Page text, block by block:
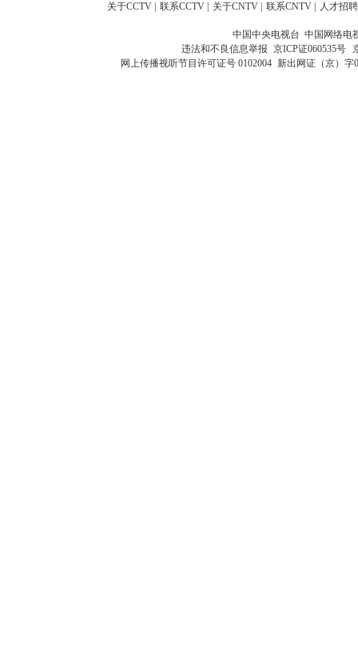
关于CCTV 联系CCTV 关于CNTV 联系CNTV 人才招聘
中国中央电视台 中国网络电
违法和不良信息举报 京ICP证060535号
网上传播视听节目许可证号 0102004 新出网证（京）